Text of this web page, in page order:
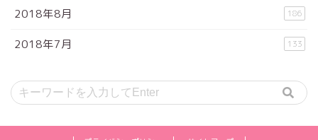
2018年8月 186
2018年7月 133